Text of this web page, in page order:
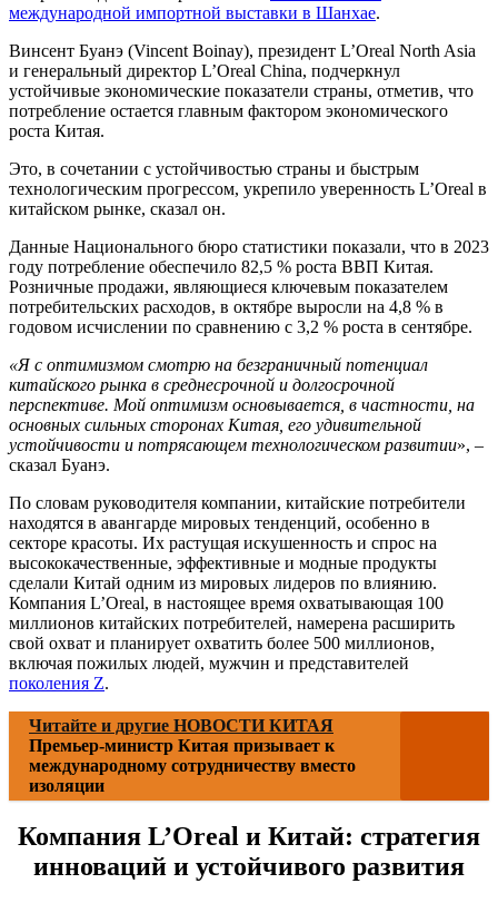
международной импортной выставки в Шанхае.
Винсент Буанэ (Vincent Boinay), президент L’Oreal North Asia
и генеральный директор L’Oreal China, подчеркнул
устойчивые экономические показатели страны, отметив, что
потребление остается главным фактором экономического
роста Китая.
Это, в сочетании с устойчивостью страны и быстрым
технологическим прогрессом, укрепило уверенность L’Oreal в
китайском рынке, сказал он.
Данные Национального бюро статистики показали, что в 2023
году потребление обеспечило 82,5 % роста ВВП Китая.
Розничные продажи, являющиеся ключевым показателем
потребительских расходов, в октябре выросли на 4,8 % в
годовом исчислении по сравнению с 3,2 % роста в сентябре.
«Я с оптимизмом смотрю на безграничный потенциал
китайского рынка в среднесрочной и долгосрочной
перспективе. Мой оптимизм основывается, в частности, на
основных сильных сторонах Китая, его удивительной
устойчивости и потрясающем технологическом развитии», –
сказал Буанэ.
По словам руководителя компании, китайские потребители
находятся в авангарде мировых тенденций, особенно в
секторе красоты. Их растущая искушенность и спрос на
высококачественные, эффективные и модные продукты
сделали Китай одним из мировых лидеров по влиянию.
Компания L’Oreal, в настоящее время охватывающая 100
миллионов китайских потребителей, намерена расширить
свой охват и планирует охватить более 500 миллионов,
включая пожилых людей, мужчин и представителей
поколения Z.
Читайте и другие НОВОСТИ КИТАЯ
Премьер-министр Китая призывает к
международному сотрудничеству вместо
изоляции
Компания L’Oreal и Китай: стратегия
инноваций и устойчивого развития